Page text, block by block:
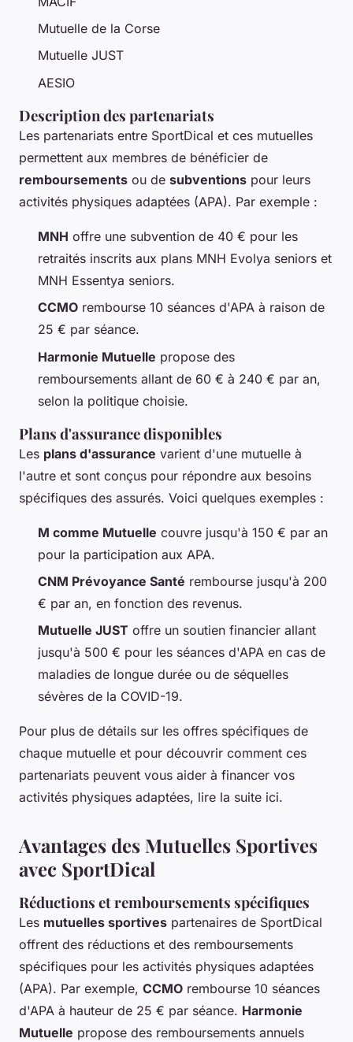
Mutuelle de la Corse
Mutuelle JUST
AESIO
Description des partenariats
Les partenariats entre SportDical et ces mutuelles
permettent aux membres de bénéficier de
remboursements ou de subventions pour leurs
activités physiques adaptées (APA). Par exemple :
MNH offre une subvention de 40 € pour les
retraités inscrits aux plans MNH Evolya seniors et
MNH Essentya seniors.
CCMO rembourse 10 séances d'APA à raison de
25 € par séance.
Harmonie Mutuelle propose des
remboursements allant de 60 € à 240 € par an,
selon la politique choisie.
Plans d'assurance disponibles
Les plans d'assurance varient d'une mutuelle à
l'autre et sont conçus pour répondre aux besoins
spécifiques des assurés. Voici quelques exemples :
M comme Mutuelle couvre jusqu'à 150 € par an
pour la participation aux APA.
CNM Prévoyance Santé rembourse jusqu'à 200
€ par an, en fonction des revenus.
Mutuelle JUST offre un soutien financier allant
jusqu'à 500 € pour les séances d'APA en cas de
maladies de longue durée ou de séquelles
sévères de la COVID-19.
Pour plus de détails sur les offres spécifiques de
chaque mutuelle et pour découvrir comment ces
partenariats peuvent vous aider à financer vos
activités physiques adaptées, lire la suite ici.
Avantages des Mutuelles Sportives
avec SportDical
Réductions et remboursements spécifiques
Les mutuelles sportives partenaires de SportDical
offrent des réductions et des remboursements
spécifiques pour les activités physiques adaptées
(APA). Par exemple, CCMO rembourse 10 séances
d'APA à hauteur de 25 € par séance. Harmonie
Mutuelle propose des remboursements annuels